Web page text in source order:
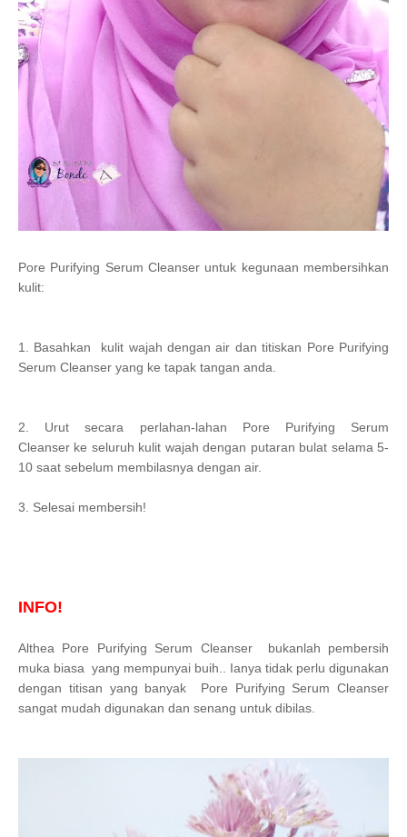
Pore Purifying Serum Cleanser untuk kegunaan membersihkan
kulit:
1. Basahkan kulit wajah dengan air dan titiskan Pore Purifying
Serum Cleanser yang ke tapak tangan anda.
2. Urut secara perlahan-lahan Pore Purifying Serum
Cleanser ke seluruh kulit wajah dengan putaran bulat selama 5-
10 saat sebelum membilasnya dengan air.
3. Selesai membersih!
INFO!
Althea Pore Purifying Serum Cleanser bukanlah pembersih
muka biasa yang mempunyai buih.. Ianya tidak perlu digunakan
dengan titisan yang banyak Pore Purifying Serum Cleanser
sangat mudah digunakan dan senang untuk dibilas.